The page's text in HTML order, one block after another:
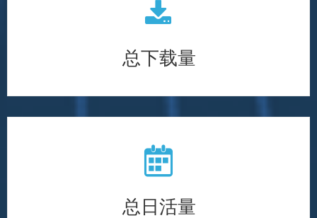
끂
总下载量
녀
总日活量
总日活量1200000+